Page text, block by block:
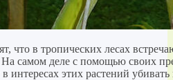
что в тропических лесах
самом деле с помощью своих
интересах этих растений